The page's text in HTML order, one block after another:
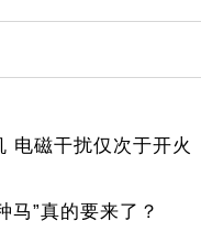
电磁干扰仅次于开火
马”真的要来了？